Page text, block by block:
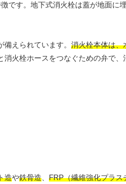
です。地下式消火栓は蓋が地面に
えられています。 消火栓本体は、
消火栓ホースをつなぐための弁で、
造や鉄骨造 FRP（繊維強化プラス